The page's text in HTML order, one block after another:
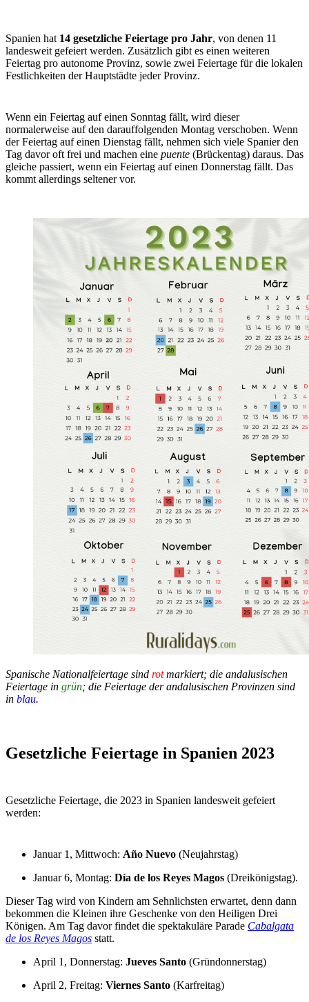
Spanien hat 14 gesetzliche Feiertage pro Jahr, von denen 11
landesweit gefeiert werden. Zusätzlich gibt es einen weiteren
Feiertag pro autonome Provinz, sowie zwei Feiertage für die lokalen
Festlichkeiten der Hauptstädte jeder Provinz.
Wenn ein Feiertag auf einen Sonntag fällt, wird dieser
normalerweise auf den darauffolgenden Montag verschoben. Wenn
der Feiertag auf einen Dienstag fällt, nehmen sich viele Spanier den
Tag davor oft frei und machen eine puente (Brückentag) daraus. Das
gleiche passiert, wenn ein Feiertag auf einen Donnerstag fällt. Das
kommt allerdings seltener vor.
Spanische Nationalfeiertage sind rotmarkiert; die andalusischen
Feiertage in grün; die Feiertage der andalusischen Provinzen sind
in blau.
Gesetzliche Feiertage in Spanien 2023
Gesetzliche Feiertage, die 2023 in Spanien landesweit gefeiert
werden:
Januar 1, Mittwoch: Año Nuevo (Neujahrstag)
Januar 6, Montag: Día de los Reyes Magos (Dreikönigstag).
Dieser Tag wird von Kindern am Sehnlichsten erwartet, denn dann
bekommen die Kleinen ihre Geschenke von den Heiligen Drei
Königen. Am Tag davor findet die spektakuläre Parade Cabalgata
de los Reyes Magos statt.
April 1, Donnerstag: Jueves Santo (Gründonnerstag)
April 2, Freitag: Viernes Santo (Karfreitag)